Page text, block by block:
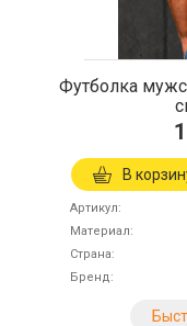
Футболка
В
Артикул
Материал
Страна
Бренд